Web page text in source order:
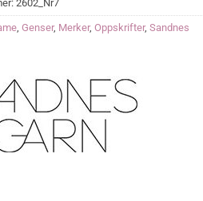
2602_Nr7
, Genser, Merker, Oppskrifter, Sandnes